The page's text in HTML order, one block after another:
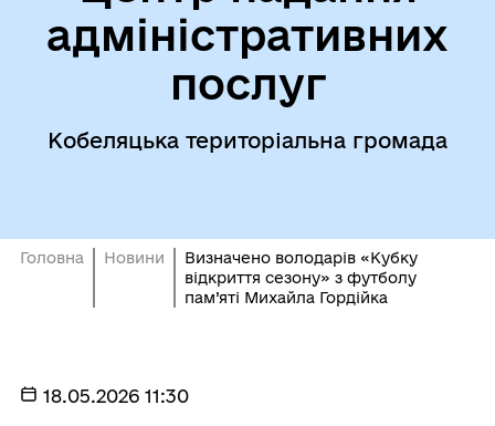
адміністративних
послуг
Кобеляцька територіальна громада
Головна Новини
Визначено володарів «Кубку
відкриття сезону» з футболу
пам’яті Михайла Гордійка
18.05.2026 11:30